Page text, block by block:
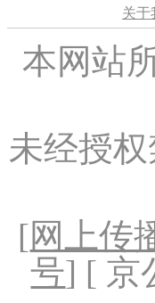
关于
本网站
未经授
[网上传
号] [ 京